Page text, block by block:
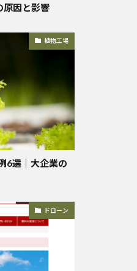
原因と影響
植物工場
6選｜大企業の
ドローン